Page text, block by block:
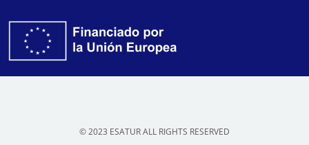
© 2023 ESATUR ALL RIGHTS RESERVED